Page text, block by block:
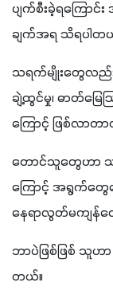
ပျက်စီးခဲ့ရကြော
ချက်အရ သိရပါတ
သရက်မျိုးတွေလည်း
ချဲ့ထွင်မှု၊ ဓာတ်မ
ကြောင့် ဖြစ်လာတ
တောင်သူတွေဟာ
ကြောင့် အရွက်တွေ
နေရာလွတ်မကျန်တ
ဘာပဲဖြစ်ဖြစ် သူဟ
တယ်။